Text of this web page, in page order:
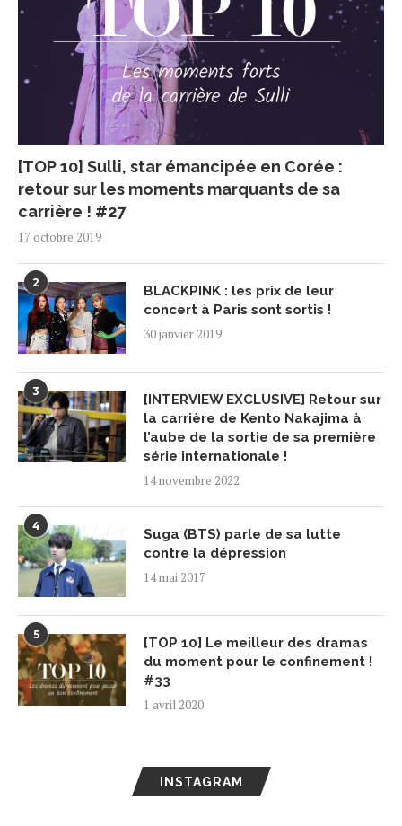
[TOP 10] Sulli, star émancipée en Corée :
retour sur les moments marquants de sa
carrière ! #27
17 octobre 2019
2
BLACKPINK : les prix de leur
concert à Paris sont sortis !
30 janvier 2019
3
[INTERVIEW EXCLUSIVE] Retour sur
la carrière de Kento Nakajima à
l’aube de la sortie de sa première
série internationale !
14 novembre 2022
4
Suga (BTS) parle de sa lutte
contre la dépression
14 mai 2017
5
[TOP 10] Le meilleur des dramas
du moment pour le confinement !
#33
1 avril 2020
INSTAGRAM